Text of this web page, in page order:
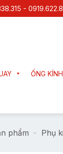
-
ỐNG KÍNH
phẩm - Phụ